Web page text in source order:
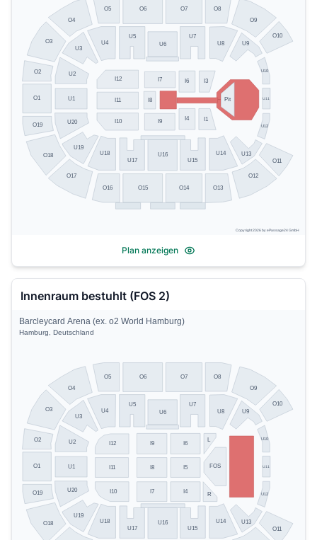
O19
O18
O17
O16
O15 O14 O13
O12
O11
O10
O9
O8
O7
O6
O5
O4
O3
O2
O1
U20
U19
U18
U17
U16
U15
U14 U13
U12
U11
U10
U9
U8
U7
U6
U5
U4
U3
U2
U1 Pit
I1
I4
I3
I6
I8
I11
I10
I12 I7
I9
Copyright 2026 by ePassage24 GmbH
Plan anzeigen
Innenraum bestuhlt (FOS 2)
O19
O18
O11
O10
O9
O8
O7
O6
O5
O4
O3
O2
O1
U20
U19
U18
U17
U16
U15
U14 U13
U12
U11
U10
U9
U8
U7
U6
U5
U4
U3
U2
U1 FOS
L
R
I10
I11
I12
I4
I5
I6
I7
I8
I9
Barcleycard Arena (ex. o2 World Hamburg)
Hamburg, Deutschland